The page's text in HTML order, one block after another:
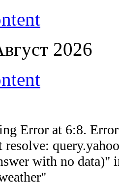
2026
Error at 6:8.
with no data)"